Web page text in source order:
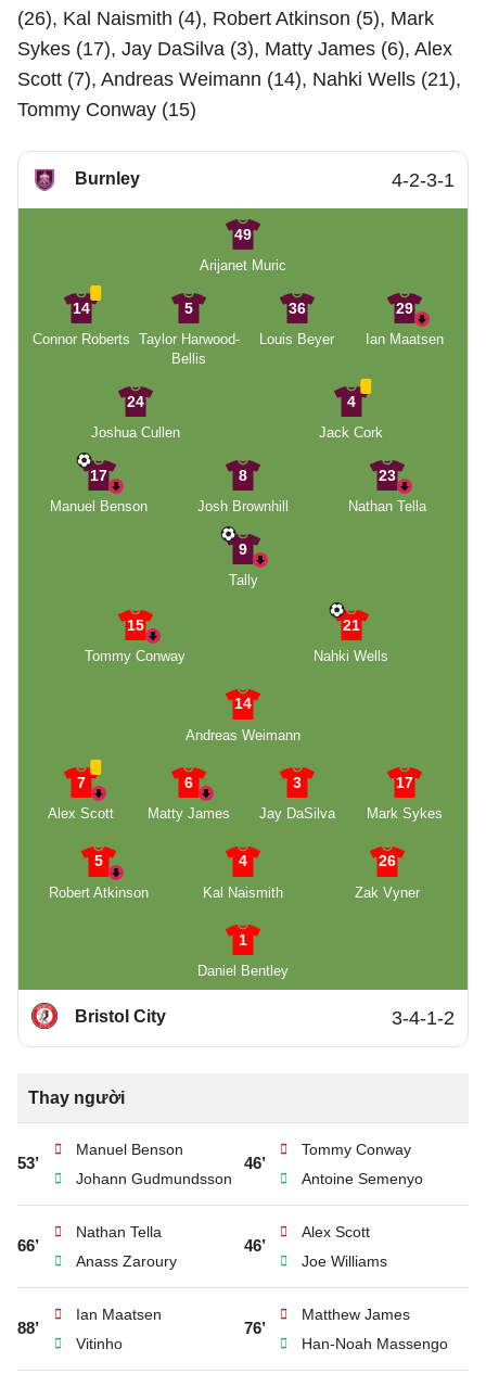
(26), Kal Naismith (4), Robert Atkinson (5), Mark
Sykes (17), Jay DaSilva (3), Matty James (6), Alex
Scott (7), Andreas Weimann (14), Nahki Wells (21),
Tommy Conway (15)
Burnley 4-2-3-1
49
Arijanet Muric
14
Connor Roberts
5
Taylor Harwood-
Bellis
36
Louis Beyer
29
Ian Maatsen
24
Joshua Cullen
4
Jack Cork
17
Manuel Benson
8
Josh Brownhill
23
Nathan Tella
9
Tally
15
Tommy Conway
21
Nahki Wells
14
Andreas Weimann
7
Alex Scott
6
Matty James
3
Jay DaSilva
17
Mark Sykes
5
Robert Atkinson
4
Kal Naismith
26
Zak Vyner
1
Daniel Bentley
Bristol City 3-4-1-2
Thay người
53’
Manuel Benson
Johann Gudmundsson
46’
Tommy Conway
Antoine Semenyo
66’
Nathan Tella
Anass Zaroury
46’
Alex Scott
Joe Williams
88’
Ian Maatsen
Vitinho
76’
Matthew James
Han-Noah Massengo